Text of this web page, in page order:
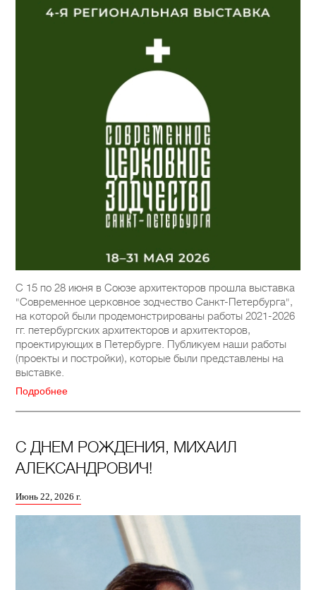
C 15 по 28 июня в Союзе архитекторов прошла выставка
"Современное церковное зодчество Санкт-Петербурга",
на которой были продемонстрированы работы 2021-2026
гг. петербургских архитекторов и архитекторов,
проектирующих в Петербурге. Публикуем наши работы
(проекты и постройки), которые были представлены на
выставке.
Подробнее
C ДНЕМ РОЖДЕНИЯ, МИХАИЛ
АЛЕКСАНДРОВИЧ!
Июнь 22, 2026 г.